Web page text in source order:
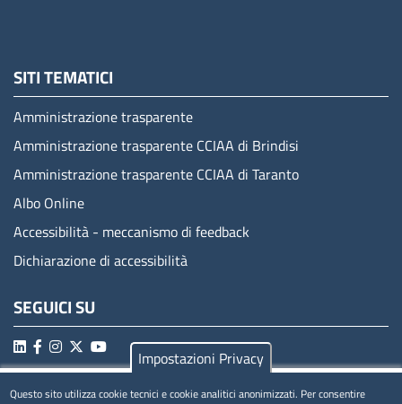
SITI TEMATICI
Amministrazione trasparente
Amministrazione trasparente CCIAA di Brindisi
Amministrazione trasparente CCIAA di Taranto
Albo Online
Accessibilità - meccanismo di feedback
Dichiarazione di accessibilità
SEGUICI SU
Impostazioni Privacy
Questo sito utilizza cookie tecnici e cookie analitici anonimizzati. Per consentire